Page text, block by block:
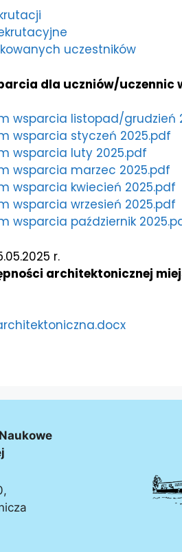
uczestników
dla uczniów/uczennic
wsparcia listopad/grudzień
wsparcia styczeń 2025.pdf
wsparcia luty 2025.pdf
wsparcia marzec 2025.pdf
wsparcia kwiecień 2025.pdf
wsparcia wrzesień 2025.pdf
wsparcia październik
r.
architektonicznej